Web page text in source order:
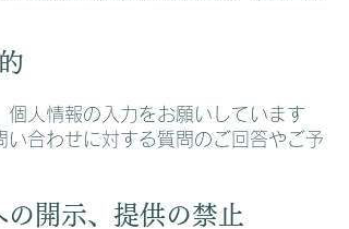
人情報の入力をお願いしています
合わせに対する質問のご回答やご予
開示、提供の禁止